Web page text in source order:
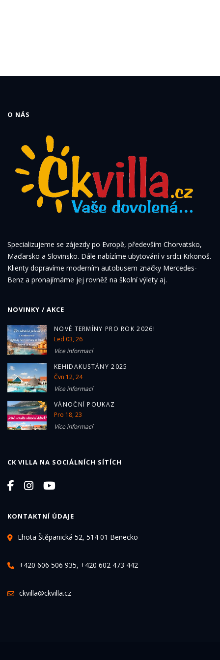
O NÁS
Specializujeme se zájezdy po Evropě, především Chorvatsko,
Maďarsko a Slovinsko. Dále nabízíme ubytování v srdci Krkonoš.
Klienty dopravíme moderním autobusem značky Mercedes-
Benz a pronajímáme jej rovněž na školní výlety aj.
NOVINKY / AKCE
NOVÉ TERMÍNY PRO ROK 2026!
Led 03, 26
Více informací
KEHIDAKUSTÁNY 2025
Čvn 12, 24
Více informací
VÁNOČNÍ POUKAZ
Pro 18, 23
Více informací
CK VILLA NA SOCIÁLNÍCH SÍTÍCH
KONTAKTNÍ ÚDAJE
Lhota Štěpanická 52, 514 01 Benecko
+420 606 506 935, +420 602 473 442
ckvilla@ckvilla.cz